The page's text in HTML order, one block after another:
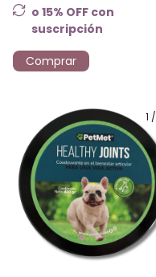
o 15% OFF con
suscripción
Comprar
1 /